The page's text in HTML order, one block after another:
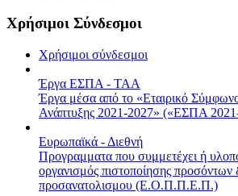
Χρήσιμοι Σύνδεσμοι
Χρήσιμοι σύνδεσμοι
Έργα ΕΣΠΑ - ΤΑΑ
Έργα μέσα από το «Εταιρικό
Ανάπτυξης 2021-2027» («ΕΣΠΑ
Ευρωπαϊκά - Διεθνή
Προγραμματα που συμμετέχει ή
οργανισμός πιστοποίησης προσόντων
προσανατολισμου (Ε.Ο.Π.Π.Ε.Π.)